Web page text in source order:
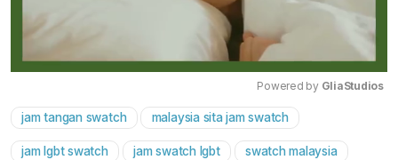
Powered by GliaStudios
jam tangan swatch malaysia sita jam swatch
jam lgbt swatch jam swatch lgbt swatch malaysia